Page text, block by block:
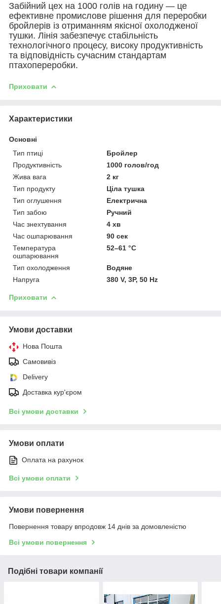
Забійний цех на 1000 голів на годину — це
ефективне промислове рішення для переробки
бройлерів із отриманням якісної охолодженої
тушки. Лінія забезпечує стабільність
технологічного процесу, високу продуктивність
та відповідність сучасним стандартам
птахопереробки.
Приховати
Характеристики
Основні
Тип птиці
Бройлер
Продуктивність
1000 голов/год
Жива вага
2 кг
Тип продукту
Ціла тушка
Тип оглушення
Електрична
Тип забою
Ручний
Час знехтування
4 хв
Час ошпарювання
90 сек
Температура
ошпарювання
52–61 °C
Тип охолодження
Водяне
Напруга
380 V, 3P, 50 Hz
Приховати
Умови доставки
Нова Пошта
Самовивіз
Delivery
Доставка кур'єром
Всі умови доставки
Умови оплати
Оплата на рахунок
Всі умови оплати
Умови повернення
Повернення товару впродовж 14 днів за домовленістю
Всі умови повернення
Подібні товари компанії